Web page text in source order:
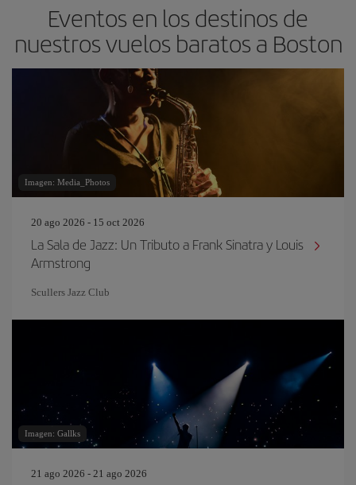
Eventos en los destinos de
nuestros vuelos baratos a Boston
Imagen: Media_Photos
20 ago 2026 - 15 oct 2026
La Sala de Jazz: Un Tributo a Frank Sinatra y Louis
Armstrong
Scullers Jazz Club
Imagen: Gallks
21 ago 2026 - 21 ago 2026